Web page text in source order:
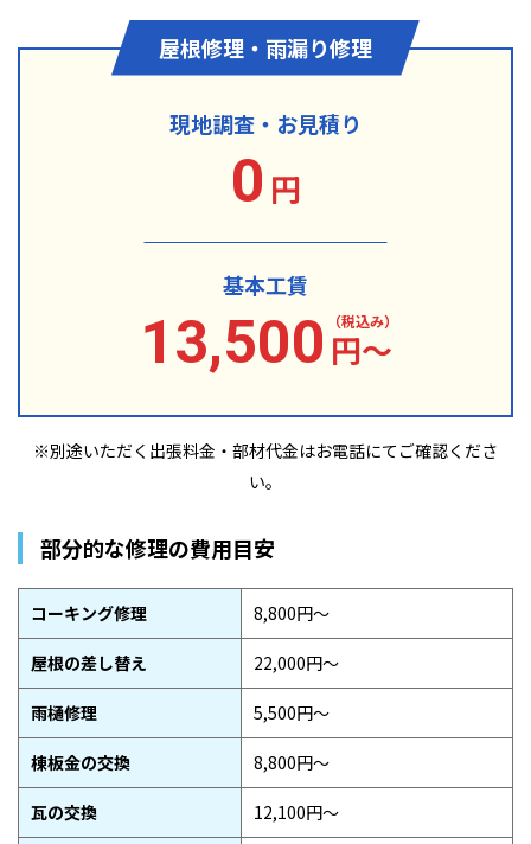
屋根修理・雨漏り修理
現地調査・お見積り
0 円
基本工賃
13,500 円〜
（税込み）
※別途いただく出張料金・部材代金はお電話にてご確認くださ
い。
部分的な修理の費用目安
コーキング修理 8,800円〜
屋根の差し替え 22,000円〜
雨樋修理 5,500円〜
棟板金の交換 8,800円〜
瓦の交換 12,100円〜